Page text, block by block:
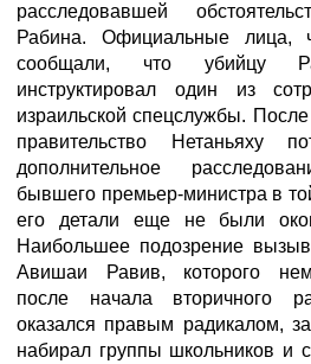
расследовавшей
Рабина. Официальные лица,
сообщали, что убийцу
инструктировал один из
израильской спецслужбы.
правительство Нетаньяху
дополнительное
бывшего премьер-министра в
его детали еще не были
Наибольшее подозрение
Авишаи Равив, которого
после начала вторичного
оказался правым радикалом,
набирал группы школьников и